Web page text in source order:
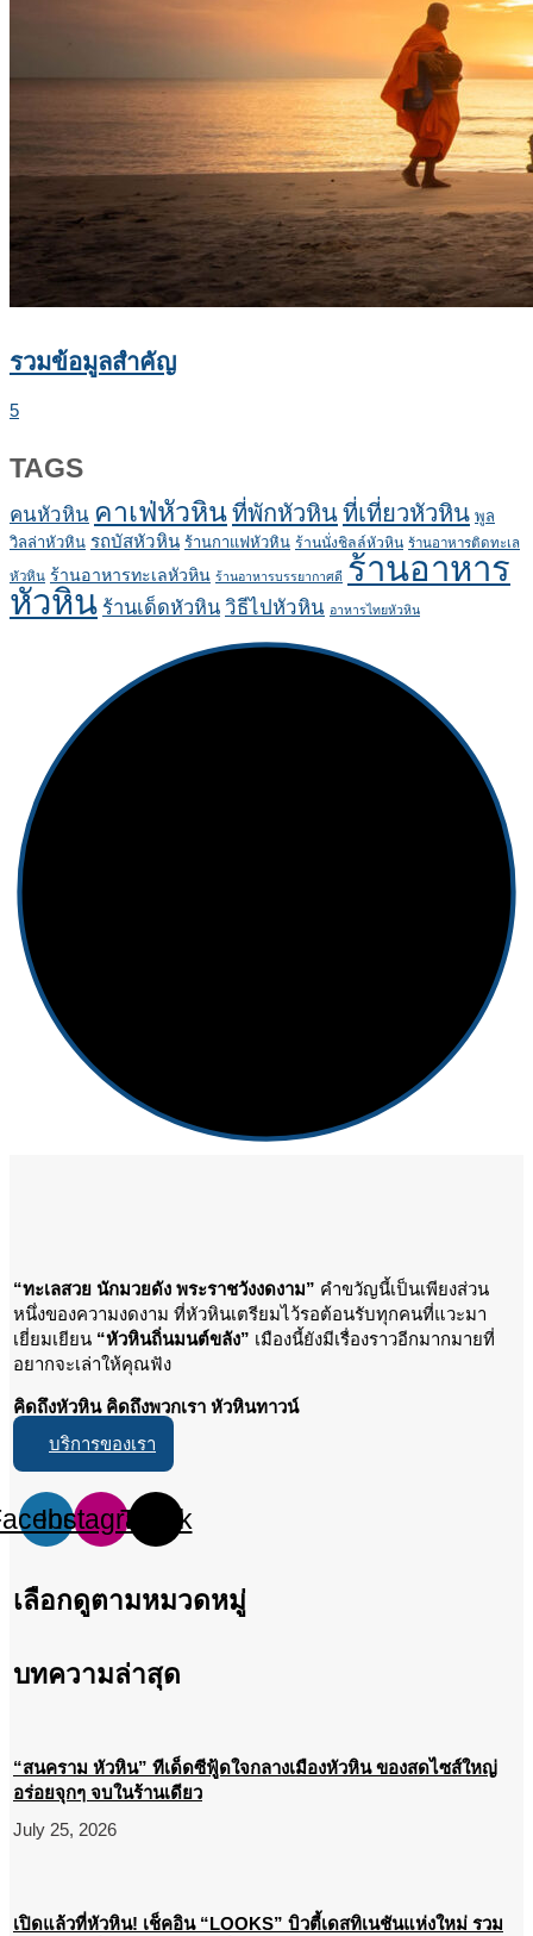
รวมข้อมูลสำคัญ
5
TAGS
คนหัวหิน คาเฟ่หัวหินที่พักหัวหินที่เที่ยวหัวหิน พูล
วิลล่าหัวหิน รถบัสหัวหิน ร้านกาแฟหัวหิน ร้านนั่งชิลล์หัวหิน ร้านอาหารติดทะเล
หัวหิน ร้านอาหารทะเลหัวหิน ร้านอาหารบรรยากาศดี ร้านอาหาร
หัวหิน ร้านเด็ดหัวหิน วิธีไปหัวหิน อาหารไทยหัวหิน
“ทะเลสวย นักมวยดัง พระราชวังงดงาม” คำขวัญนี้เป็นเพียงส่วน
หนึ่งของความงดงาม ที่หัวหินเตรียมไว้รอต้อนรับทุกคนที่แวะมา
เยี่ยมเยียน “หัวหินถิ่นมนต์ขลัง” เมืองนี้ยังมีเรื่องราวอีกมากมายที่
อยากจะเล่าให้คุณฟัง
คิดถึงหัวหิน คิดถึงพวกเรา หัวหินทาวน์
บริการของเรา
InstagramTiktok
เลือกดูตามหมวดหมู่
บทความล่าสุด
“สนคราม หัวหิน” ทีเด็ดซีฟู้ดใจกลางเมืองหัวหิน ของสดไซส์ใหญ่
อร่อยจุกๆ จบในร้านเดียว
July 25, 2026
เปิดแล้วที่หัวหิน! เช็คอิน “LOOKS” บิวตี้เดสทิเนชันแห่งใหม่ รวม